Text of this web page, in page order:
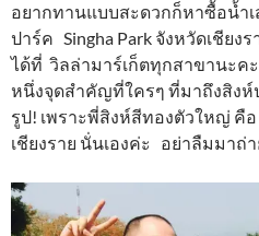
อยากทานแบบสะดวกก็หาซื้อน้ำ
ปาร์ค Singha Park จังหวัดเชีย
ได้ที่ วิลล่ามาร์เก็ตทุกสาขานะ
หนึ่งจุดสำคัญที่ใครๆ ที่มาถึงสิงห์
รูป! เพราะพี่สิงห์สีทองตัวใหญ่
เชียงราย นั่นเองค่ะ อย่า‪ลืมมาถ่